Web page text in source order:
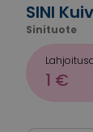
SINI
Sinituote
1 €